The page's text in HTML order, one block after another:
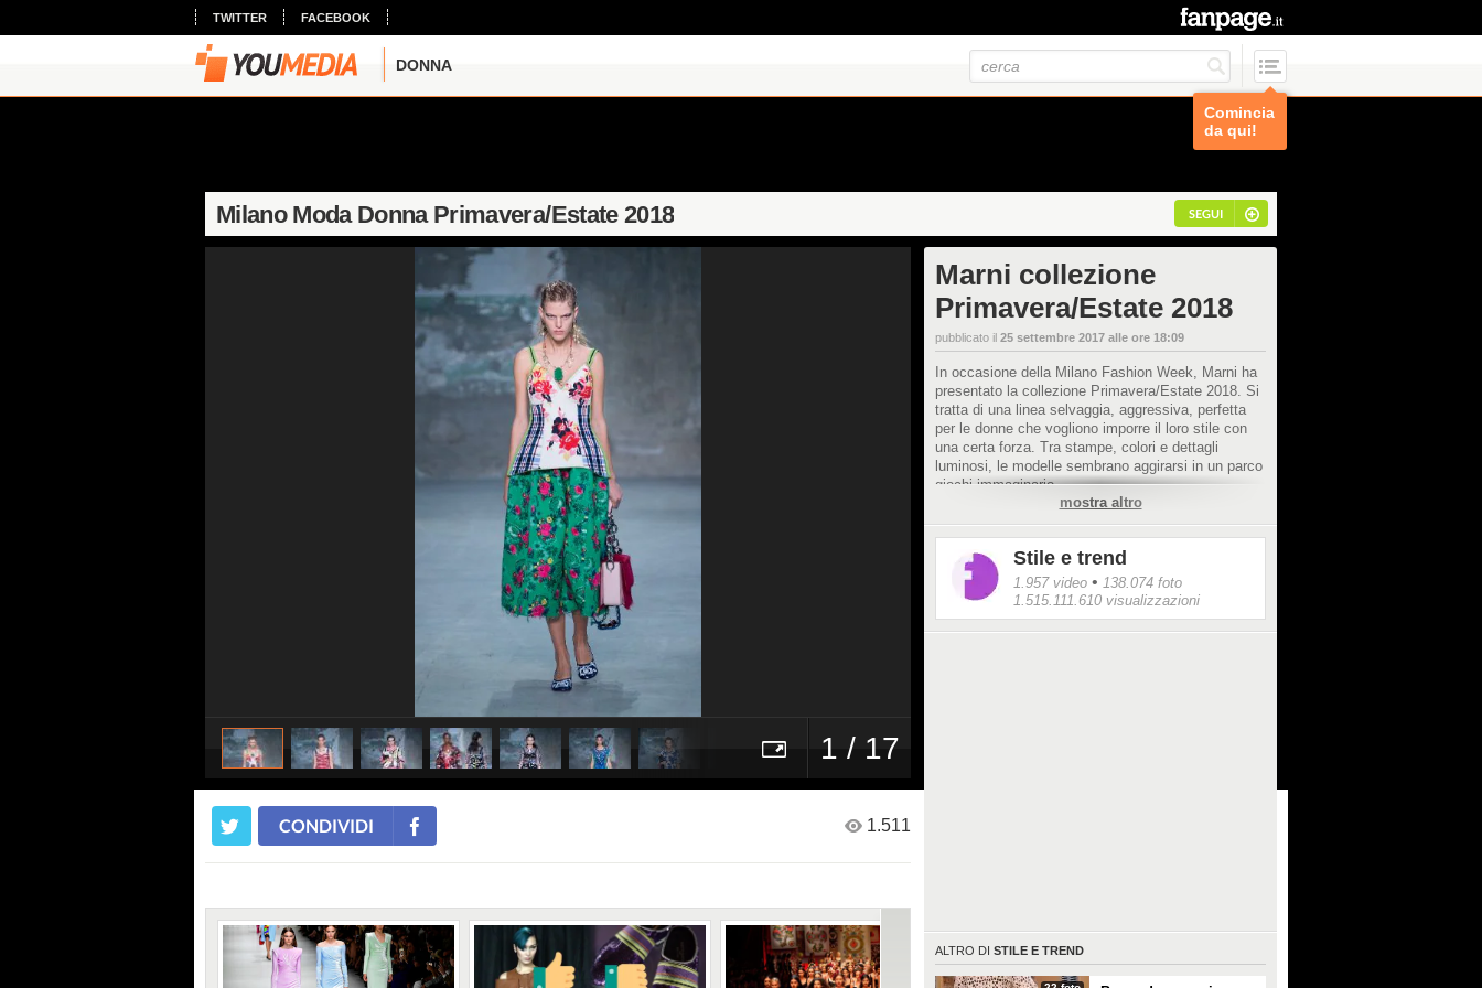
TWITTER FACEBOOK
DONNA
Comincia
da qui!
Milano Moda Donna Primavera/Estate 2018 SEGUI
1 / 17
Marni collezione
Primavera/Estate 2018
pubblicato il 25 settembre 2017 alle ore 18:09
In occasione della Milano Fashion Week, Marni ha
presentato la collezione Primavera/Estate 2018. Si
tratta di una linea selvaggia, aggressiva, perfetta
per le donne che vogliono imporre il loro stile con
una certa forza. Tra stampe, colori e dettagli
luminosi, le modelle sembrano aggirarsi in un parco
giochi immaginario.
mostra altro
Stile e trend
1.957 video • 138.074 foto
1.515.111.610 visualizzazioni
ALTRO DI STILE E TREND
CONDIVIDI 1.511